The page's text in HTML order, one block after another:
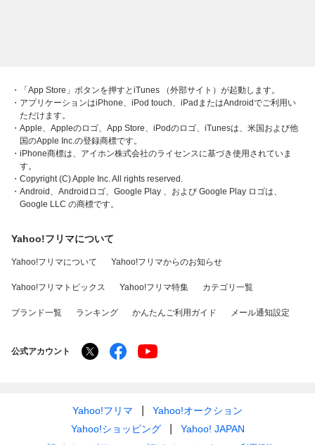
・「App Store」ボタンを押すとiTunes （外部サイト）が起動します。
・アプリケーションはiPhone、iPod touch、iPadまたはAndroidでご利用い
ただけます。
・Apple、Appleのロゴ、App Store、iPodのロゴ、iTunesは、米国および他
国のApple Inc.の登録商標です。
・iPhone商標は、アイホン株式会社のライセンスに基づき使用されていま
す。
・Copyright (C) Apple Inc. All rights reserved.
・Android、Androidロゴ、Google Play 、および Google Play ロゴは、
Google LLC の商標です。
Yahoo!フリマについて
Yahoo!フリマについて Yahoo!フリマからのお知らせ
Yahoo!フリマトピックス Yahoo!フリマ特集 カテゴリ一覧
ブランド一覧 ランキング かんたんご利用ガイド メール通知設定
公式アカウント
Yahoo!フリマ
Yahoo!オークション
Yahoo!ショッピング
Yahoo! JAPAN